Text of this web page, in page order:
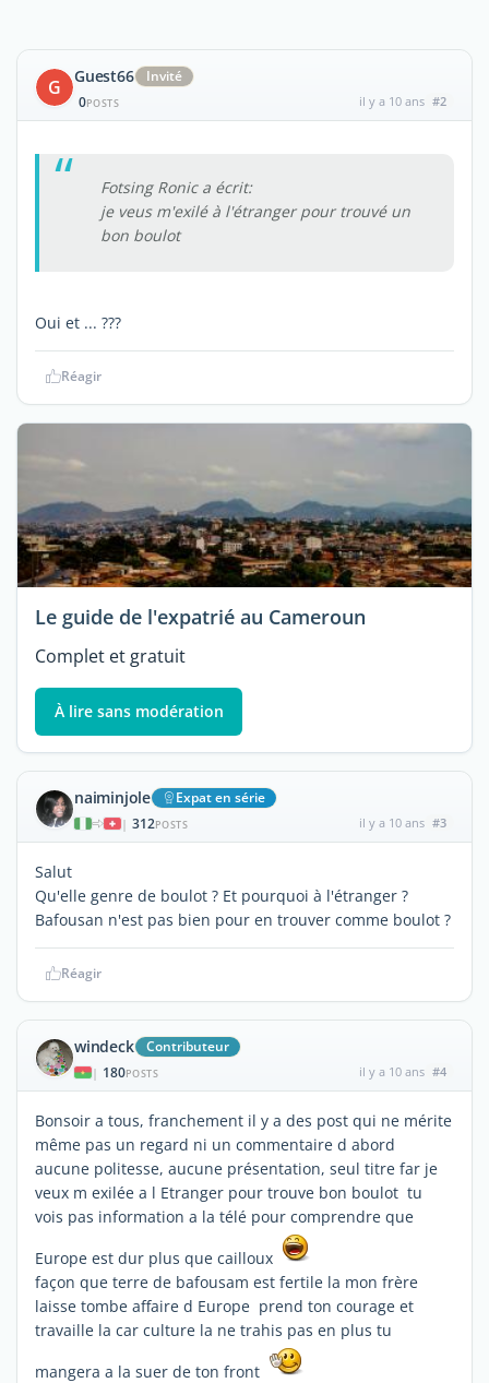
G Guest66
Invité
0POSTS il y a 10 ans #2
Fotsing Ronic a écrit:
je veus m'exilé à l'étranger pour trouvé un
bon boulot
Oui et ... ???
Réagir
Le guide de l'expatrié au Cameroun
Complet et gratuit
À lire sans modération
naiminjole Expat en série
| 312POSTS il y a 10 ans #3
Salut
Qu'elle genre de boulot ? Et pourquoi à l'étranger ?
Bafousan n'est pas bien pour en trouver comme boulot ?
Réagir
windeck Contributeur
| 180POSTS il y a 10 ans #4
Bonsoir a tous, franchement il y a des post qui ne mérite
même pas un regard ni un commentaire d abord
aucune politesse, aucune présentation, seul titre far je
veux m exilée a l Etranger pour trouve bon boulot tu
vois pas information a la télé pour comprendre que
Europe est dur plus que cailloux
façon que terre de bafousam est fertile la mon frère
laisse tombe affaire d Europe prend ton courage et
travaille la car culture la ne trahis pas en plus tu
mangera a la suer de ton front